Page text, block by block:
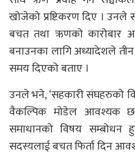
खोजेको प्रष्टिकरण दिए ।
बचत तथा ऋणको कारोबार
बनाउनका लागि अध्यादेशले
समय दिएको बताए ।
उनले भने, ‘सहकारी संघहरुको
वैकल्पिक मोडेल आवश्यक छ
समाधानको विषय
सदस्यलाई बचत फिर्ता दिन